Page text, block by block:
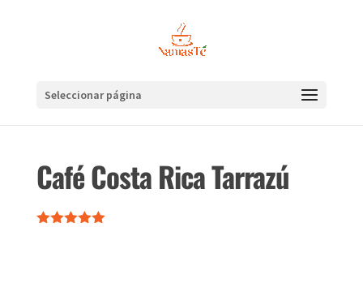
Seleccionar página
Café Costa Rica Tarrazú